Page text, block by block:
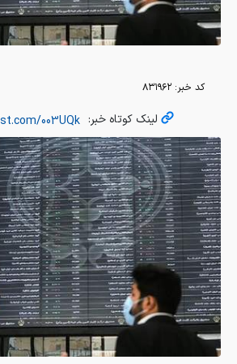
کد خبر: ۸۳۱۹۶۲
لینک کوتاه خبر: